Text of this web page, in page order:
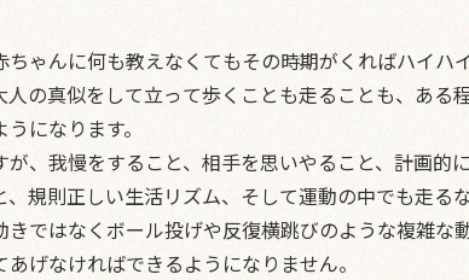
ちゃんに何も教えなくてもその時期がくればハイハ
人の真似をして立って歩くことも走ることも、ある
うになります。
、我慢をすること、相手を思いやること、計画的
、規則正しい生活リズム、そして運動の中でも走る
きではなくボール投げや反復横跳びのような複雑な動
あげなければできるようになりません。